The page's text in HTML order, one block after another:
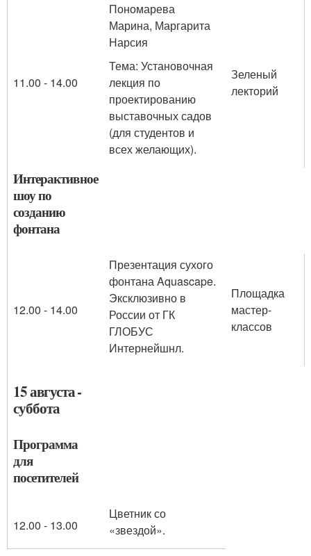
11.00 - 14.00
Пономарева
Марина, Маргарита
Нарсия
Тема: Установочная
лекция по
проектированию
выставочных садов
(для студентов и
всех желающих).
Зеленый
лекторий
Интерактивное
шоу по
созданию
фонтана
12.00 - 14.00
Презентация сухого
фонтана Aquascape.
Эксклюзивно в
России от ГК
ГЛОБУС
Интернейшнл.
Площадка
мастер-
классов
15 августа -
суббота
Программа
для
посетителей
12.00 - 13.00
Цветник со
«звездой».